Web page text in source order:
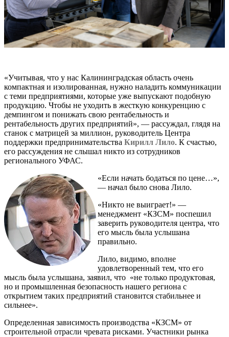
«Учитывая, что у нас Калининградская область очень
компактная и изолированная, нужно наладить коммуникации
с теми предприятиями, которые уже выпускают подобную
продукцию. Чтобы не уходить в жесткую конкуренцию с
демпингом и понижать свою рентабельность и
рентабельность других предприятий», — рассуждал, глядя на
станок с матрицей за миллион, руководитель Центра
поддержки предпринимательства Кирилл Лило. К счастью,
его рассуждения не слышал никто из сотрудников
регионального УФАС.
«Если начать бодаться по цене…»,
— начал было снова Лило.
«Никто не выиграет!» —
менеджмент «КЗСМ» поспешил
заверить руководителя центра, что
его мысль была услышана
правильно.
Лило, видимо, вполне
удовлетворенный тем, что его
мысль была услышана, заявил, что «не только продуктовая,
но и промышленная безопасность нашего региона с
открытием таких предприятий становится стабильнее и
сильнее».
Определенная зависимость производства «КЗСМ» от
строительной отрасли чревата рисками. Участники рынка